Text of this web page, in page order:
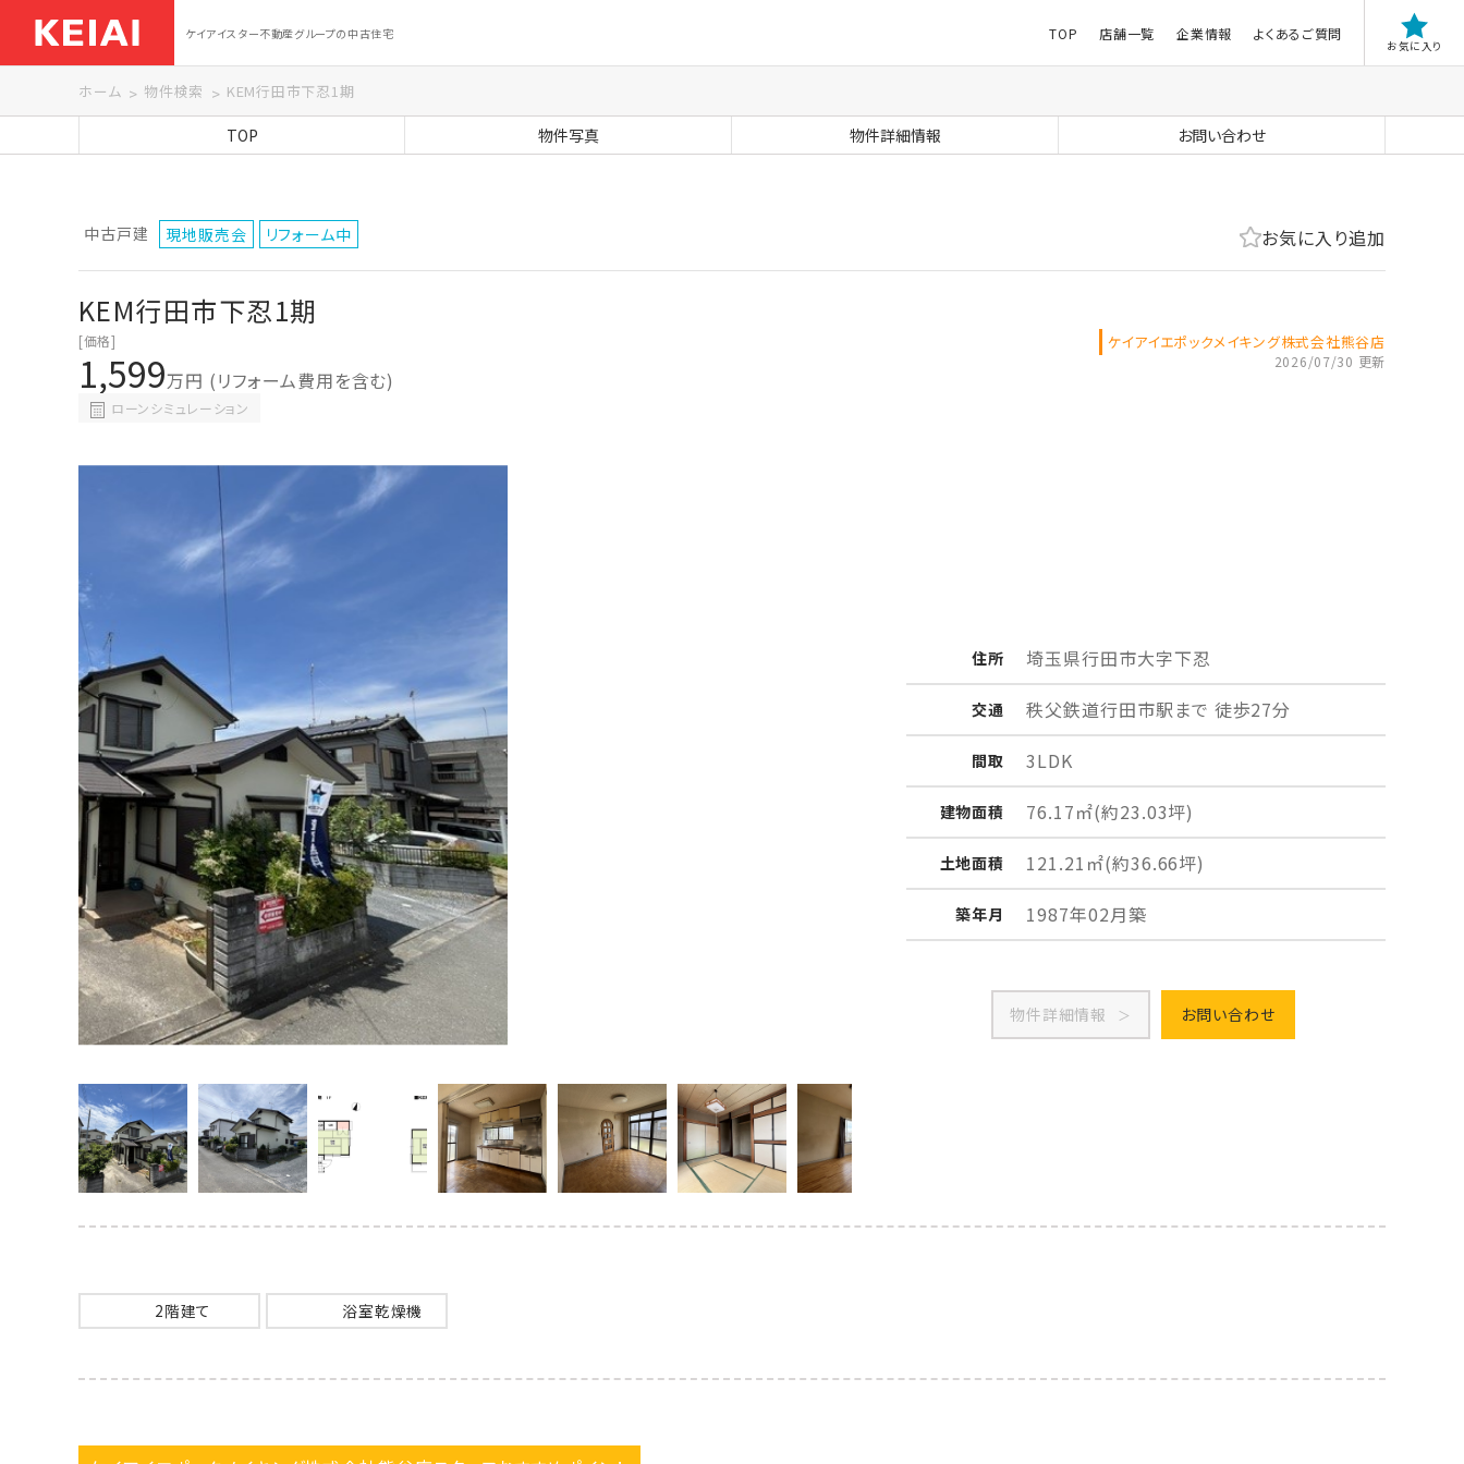
ケイアイスター不動産グループの中古住宅 TOP 店舗一覧 企業情報 よくあるご質問
お気に入り
ホーム 物件検索 KEM行田市下忍1期
TOP 物件写真 物件詳細情報 お問い合わせ
中古戸建 現地販売会 リフォーム中 お気に入り追加
KEM行田市下忍1期
[価格]
1,599万円 (リフォーム費用を含む)
ローンシミュレーション
ケイアイエポックメイキング株式会社熊谷店
2026/07/30 更新
住所 埼玉県行田市大字下忍
交通 秩父鉄道行田市駅まで 徒歩27分
間取 3LDK
建物面積 76.17㎡(約23.03坪)
土地面積 121.21㎡(約36.66坪)
築年月 1987年02月築
物件詳細情報 お問い合わせ
2階建て 浴室乾燥機